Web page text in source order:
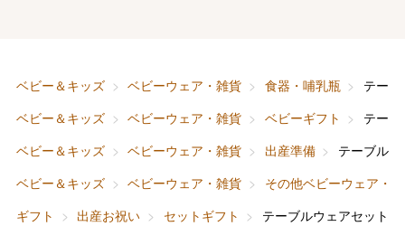
ベビー＆キッズ ベビーウェア・雑貨 食器・哺乳瓶
テー
ベビー＆キッズ
ベビーウェア・雑貨 ベビーギフト
テー
ベビー＆キッズ
ベビーウェア・雑貨 出産準備
テーブル
ベビー＆キッズ
ベビーウェア・雑貨
その他ベビーウェア・
ギフト
出産お祝い セットギフト
テーブルウェアセット
ファッション
ホーム＆インテリア
出産内祝い
結婚内祝い
ホワイトデー
母の日
父の日
お中元